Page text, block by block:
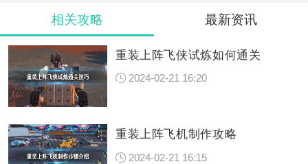
相关攻略 最新资讯
重装上阵飞侠试炼如何通关
2024-02-21 16:20
重装上阵飞机制作攻略
2024-02-21 16:15